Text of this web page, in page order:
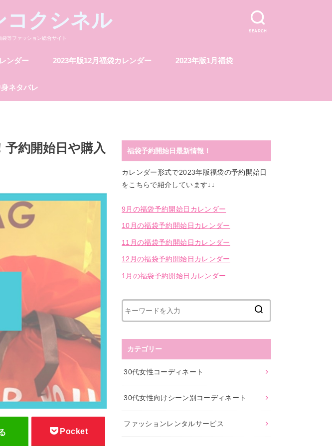
SEARCH
コクシネル
等ファッション総合サイト
ンダー 2023年版12月福袋カレンダー 2023年版1月福袋
ネタバレ
予約開始日や購入
Pocket
福袋予約開始日最新情報！
カレンダー形式で2023年版福袋の予約開始日
をこちらで紹介しています↓↓
9月の福袋予約開始日カレンダー
10月の福袋予約開始日カレンダー
11月の福袋予約開始日カレンダー
12月の福袋予約開始日カレンダー
1月の福袋予約開始日カレンダー
カテゴリー
30代女性コーディネート
30代女性向けシーン別コーディネート
ファッションレンタルサービス